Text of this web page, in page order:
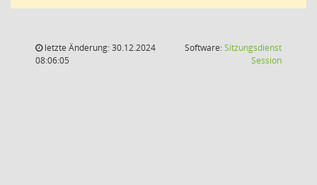
letzte Änderung: 30.12.2024
08:06:05
Software:Sitzungsdienst
Session(Wird in